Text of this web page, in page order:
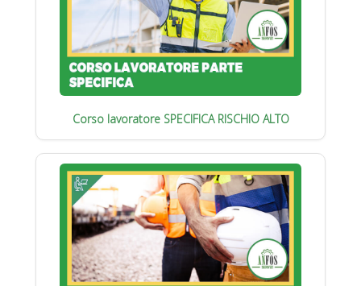
Corso lavoratore SPECIFICA RISCHIO ALTO